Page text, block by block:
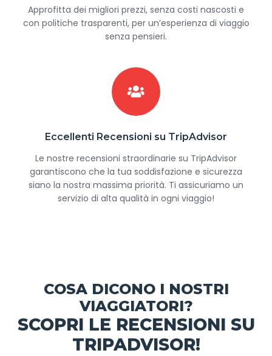
Approfitta dei migliori prezzi, senza costi nascosti e
con politiche trasparenti, per un’esperienza di viaggio
senza pensieri.
Eccellenti Recensioni su TripAdvisor
Le nostre recensioni straordinarie su TripAdvisor
garantiscono che la tua soddisfazione e sicurezza
siano la nostra massima priorità. Ti assicuriamo un
servizio di alta qualità in ogni viaggio!
COSA DICONO I NOSTRI
VIAGGIATORI?
SCOPRI LE RECENSIONI SU
TRIPADVISOR!